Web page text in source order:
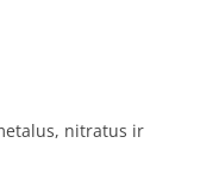
nitratus ir